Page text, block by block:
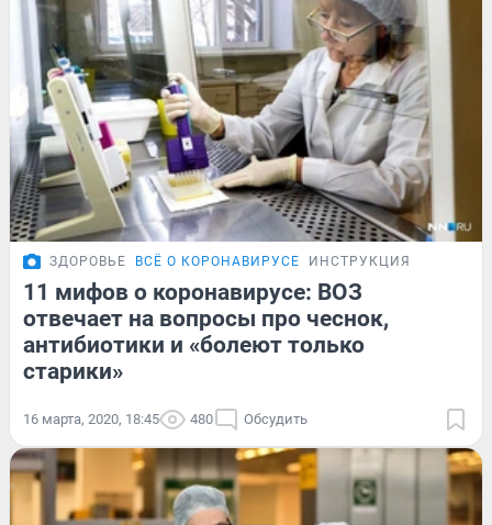
ЗДОРОВЬЕ ВСЁ О КОРОНАВИРУСЕ ИНСТРУКЦИЯ
11 мифов о коронавирусе: ВОЗ
отвечает на вопросы про чеснок,
антибиотики и «болеют только
старики»
16 марта, 2020, 18:45 480 Обсудить